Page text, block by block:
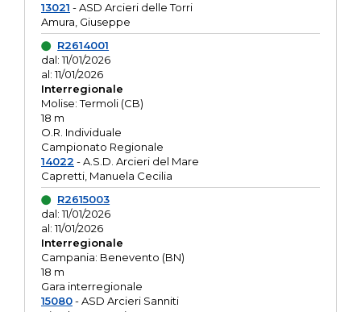
13021 - ASD Arcieri delle Torri
Amura, Giuseppe
R2614001
dal: 11/01/2026
al: 11/01/2026
Interregionale
Molise: Termoli (CB)
18 m
O.R. Individuale
Campionato Regionale
14022 - A.S.D. Arcieri del Mare
Capretti, Manuela Cecilia
R2615003
dal: 11/01/2026
al: 11/01/2026
Interregionale
Campania: Benevento (BN)
18 m
Gara interregionale
15080- ASD Arcieri Sanniti